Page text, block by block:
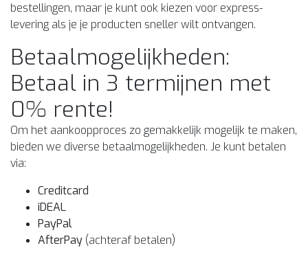
bestellingen, maar je kunt ook kiezen voor express-
levering als je je producten sneller wilt ontvangen.
Betaalmogelijkheden:
Betaal in 3 termijnen met
0% rente!
Om het aankoopproces zo gemakkelijk mogelijk te maken,
bieden we diverse betaalmogelijkheden. Je kunt betalen
via:
Creditcard
iDEAL
PayPal
AfterPay (achteraf betalen)